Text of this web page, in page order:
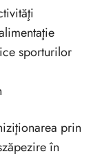
sporturilor
prin
în